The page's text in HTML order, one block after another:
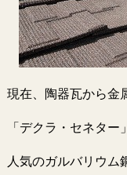
現在、陶器瓦から金
「デクラ・セネター
人気のガルバリウム